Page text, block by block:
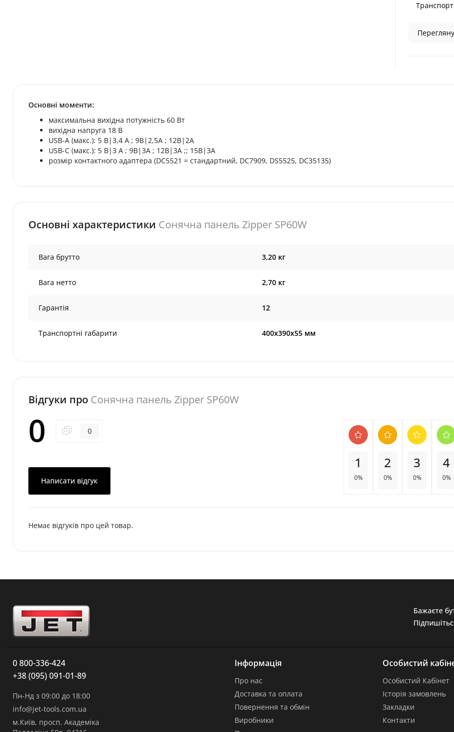
Основні моменти:
максимальна вихідна потужність 60 Вт
вихідна напруга 18 В
USB-A (макс.): 5 В|3,4 А ; 9В|2,5А ; 12В|2А
USB-C (макс.): 5 В|3 А ; 9В|3А ; 12В|3А ;; 15В|3А
розмір контактного адаптера (DC5521 = стандартний, DC7909, DS5525, DC35135)
Основні характеристики Сонячна панель Zipper SP60W
Вага брутто 3,20 кг
Вага нетто 2,70 кг
Гарантія 12
Транспортні габарити 400х390х55 мм
Відгуки про Сонячна панель Zipper SP60W
0 0
Написати відгук
1
0%
2
0%
3
0%
4
0%
Немає відгуків про цей товар.
Бажаєте
0 800-336-424
+38 (095) 091-01-89
Пн-Нд з 09:00 до 18:00
info@jet-tools.com.ua
м.Київ, просп. Академіка
Інформація
Про нас
Доставка та оплата
Повернення та обмін
Виробники
Особистий
Особистий Кабінет
Історія замовлень
Закладки
Контакти